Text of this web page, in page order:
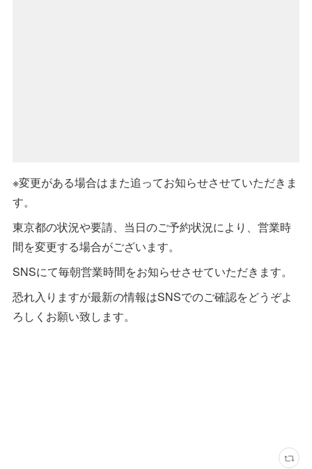
※変更がある場合はまた追ってお知らせさせていただきま
す。
東京都の状況や要請、当日のご予約状況により、営業時
間を変更する場合がございます。
SNSにて毎朝営業時間をお知らせさせていただきます。
恐れ入りますが最新の情報はSNSでのご確認をどうぞよ
ろしくお願い致します。